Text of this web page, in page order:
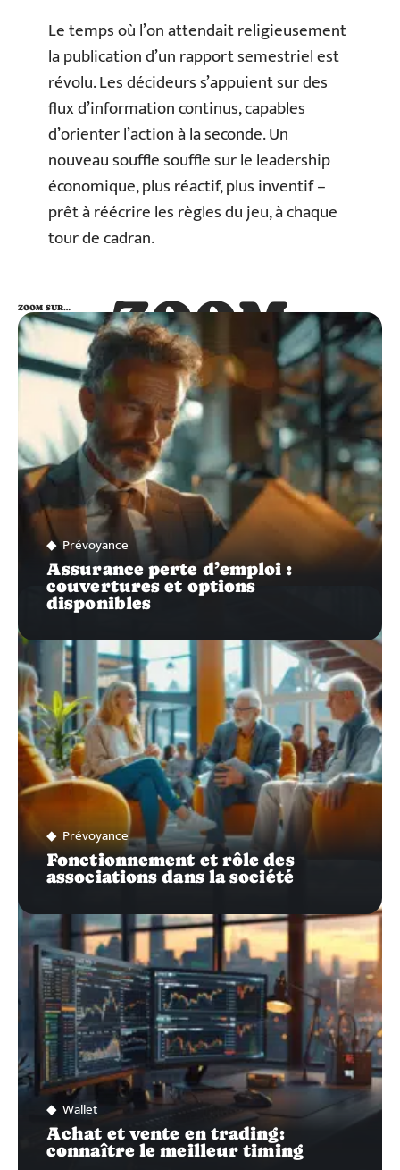
Le temps où l’on attendait religieusement
la publication d’un rapport semestriel est
révolu. Les décideurs s’appuient sur des
flux d’information continus, capables
d’orienter l’action à la seconde. Un
nouveau souffle souffle sur le leadership
économique, plus réactif, plus inventif –
prêt à réécrire les règles du jeu, à chaque
tour de cadran.
ZOOM
SUR…
ZOOM SUR…
Prévoyance
Assurance perte d’emploi :
couvertures et options
disponibles
Prévoyance
Fonctionnement et rôle des
associations dans la société
Wallet
Achat et vente en trading:
connaître le meilleur timing